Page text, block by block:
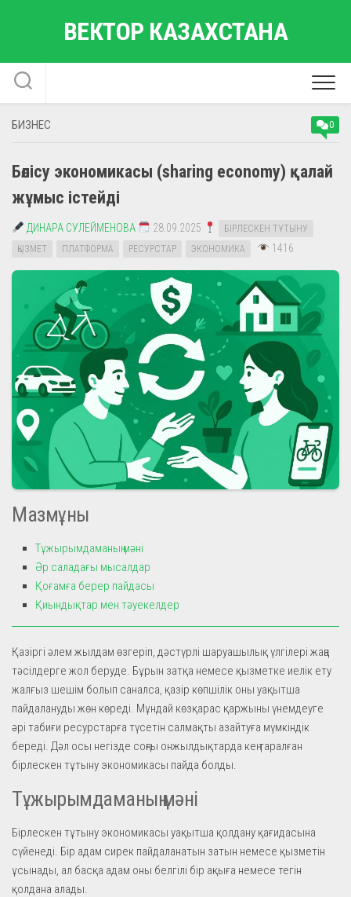
ВЕКТОР КАЗАХСТАНА
БИЗНЕС 0
Бөлісу экономикасы (sharing economy) қалай
жұмыс істейді
ДИНАРА СУЛЕЙМЕНОВА 28.09.2025
БІРЛЕСКЕН ТҰТЫНУ
ҚЫЗМЕТ
ПЛАТФОРМА РЕСУРСТАР ЭКОНОМИКА 1416
Мазмұны
Тұжырымдаманың мәні
Әр саладағы мысалдар
Қоғамға берер пайдасы
Қиындықтар мен тәуекелдер
Қазіргі әлем жылдам өзгеріп, дәстүрлі шаруашылық үлгілері жаңа
тәсілдерге жол беруде. Бұрын затқа немесе қызметке иелік ету
жалғыз шешім болып саналса, қазір көпшілік оны уақытша
пайдалануды жөн көреді. Мұндай көзқарас қаржыны үнемдеуге
әрі табиғи ресурстарға түсетін салмақты азайтуға мүмкіндік
береді. Дәл осы негізде соңғы онжылдықтарда кең таралған
бірлескен тұтыну экономикасы пайда болды.
Тұжырымдаманың мәні
Бірлескен тұтыну экономикасы уақытша қолдану қағидасына
сүйенеді. Бір адам сирек пайдаланатын затын немесе қызметін
ұсынады, ал басқа адам оны белгілі бір ақыға немесе тегін
қолдана алады.